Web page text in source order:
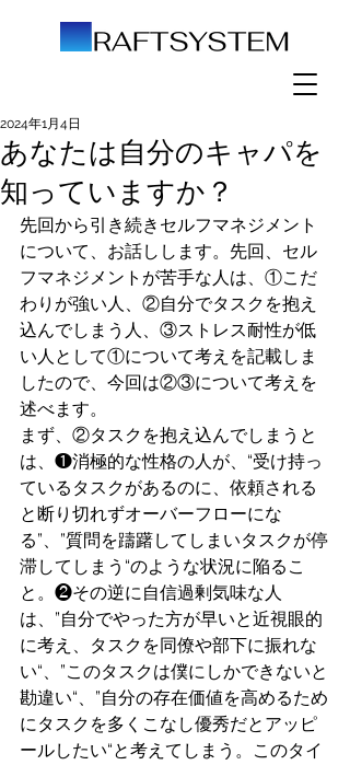
あなたは自分のキャパを
知っていますか？
2024年1月4日
先回から引き続きセルフマネジメント
について、お話しします。先回、セル
フマネジメントが苦手な人は、①こだ
わりが強い人、②自分でタスクを抱え
込んでしまう人、③ストレス耐性が低
い人として①について考えを記載しま
したので、今回は②③について考えを
述べます。
まず、②タスクを抱え込んでしまうと
は、❶消極的な性格の人が、“受け持っ
ているタスクがあるのに、依頼される
と断り切れずオーバーフローにな
る”、”質問を躊躇してしまいタスクが停
滞してしまう“のような状況に陥るこ
と。❷その逆に自信過剰気味な人
は、”自分でやった方が早いと近視眼的
に考え、タスクを同僚や部下に振れな
い“、”このタスクは僕にしかできないと
勘違い“、”自分の存在価値を高めるため
にタスクを多くこなし優秀だとアッピ
ールしたい“と考えてしまう。このタイ